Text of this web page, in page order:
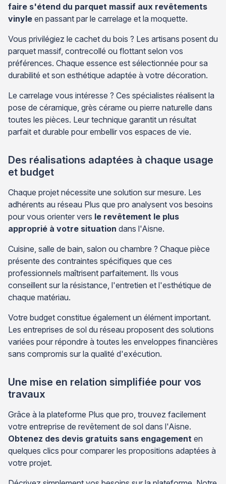
faire s'étend du parquet massif aux revêtements
vinyle en passant par le carrelage et la moquette.
Vous privilégiez le cachet du bois ? Les artisans posent du
parquet massif, contrecollé ou flottant selon vos
préférences. Chaque essence est sélectionnée pour sa
durabilité et son esthétique adaptée à votre décoration.
Le carrelage vous intéresse ? Ces spécialistes réalisent la
pose de céramique, grès cérame ou pierre naturelle dans
toutes les pièces. Leur technique garantit un résultat
parfait et durable pour embellir vos espaces de vie.
Des réalisations adaptées à chaque usage
et budget
Chaque projet nécessite une solution sur mesure. Les
adhérents au réseau Plus que pro analysent vos besoins
pour vous orienter vers le revêtement le plus
approprié à votre situation dans l'Aisne.
Cuisine, salle de bain, salon ou chambre ? Chaque pièce
présente des contraintes spécifiques que ces
professionnels maîtrisent parfaitement. Ils vous
conseillent sur la résistance, l'entretien et l'esthétique de
chaque matériau.
Votre budget constitue également un élément important.
Les entreprises de sol du réseau proposent des solutions
variées pour répondre à toutes les enveloppes financières
sans compromis sur la qualité d'exécution.
Une mise en relation simplifiée pour vos
travaux
Grâce à la plateforme Plus que pro, trouvez facilement
votre entreprise de revêtement de sol dans l'Aisne.
Obtenez des devis gratuits sans engagement en
quelques clics pour comparer les propositions adaptées à
votre projet.